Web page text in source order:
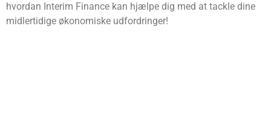
hvordan Interim Finance kan hjælpe dig med at tackle dine
midlertidige økonomiske udfordringer!